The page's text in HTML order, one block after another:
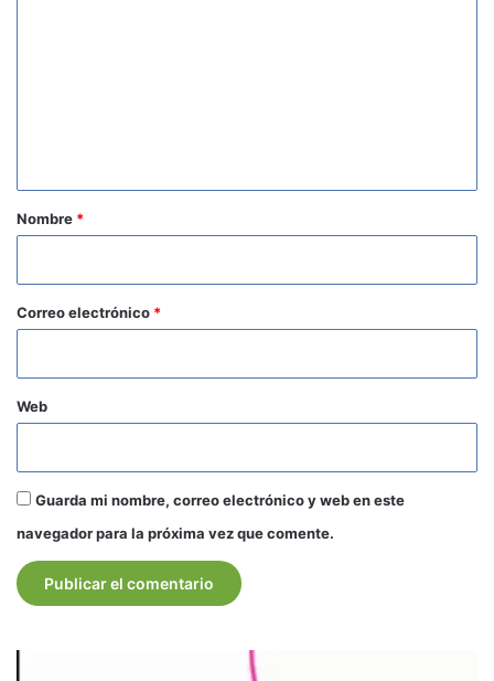
r
o
*
Nombre *
Correo electrónico *
Web
Guarda mi nombre, correo electrónico y web en este
navegador para la próxima vez que comente.